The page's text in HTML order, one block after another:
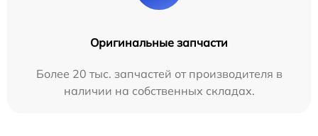
Оригинальные запчасти
Более 20 тыс. запчастей от производителя в
наличии на собственных складах.